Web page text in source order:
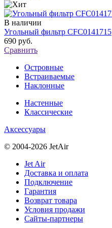
В наличии
Угольный фильтр CFC0141715
690 руб.
Сравнить
Островные
Встраиваемые
Наклонные
Настенные
Классические
Аксессуары
© 2004-2026 JetAir
Jet Air
Доставка и оплата
Подключение
Гарантия
Возврат товара
Условия продажи
Сайты-партнеры